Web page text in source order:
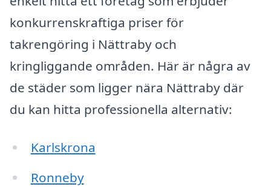
konkurrenskraftiga priser för
takrengöring i Nättraby och
kringliggande områden. Här är några av
de städer som ligger nära Nättraby där
du kan hitta professionella alternativ:
Karlskrona
Ronneby